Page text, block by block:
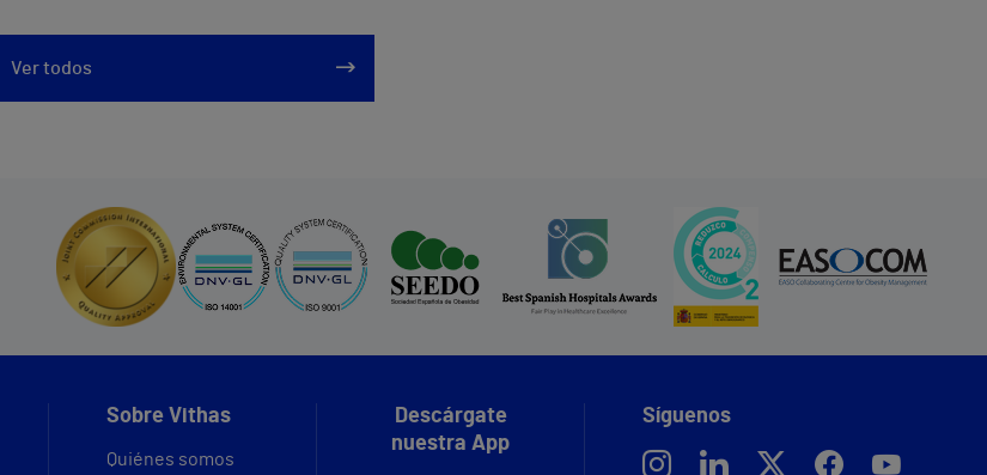
Ver todos
Sobre Vithas
Quiénes somos
Descárgate
nuestra App
Síguenos